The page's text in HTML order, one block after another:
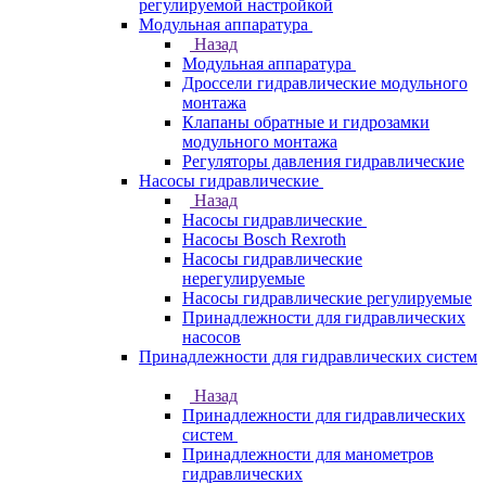
регулируемой настройкой
Модульная аппаратура
Назад
Модульная аппаратура
Дроссели гидравлические модульного
монтажа
Клапаны обратные и гидрозамки
модульного монтажа
Регуляторы давления гидравлические
Насосы гидравлические
Назад
Насосы гидравлические
Насосы Bosch Rexroth
Насосы гидравлические
нерегулируемые
Насосы гидравлические регулируемые
Принадлежности для гидравлических
насосов
Принадлежности для гидравлических систем
Назад
Принадлежности для гидравлических
систем
Принадлежности для манометров
гидравлических